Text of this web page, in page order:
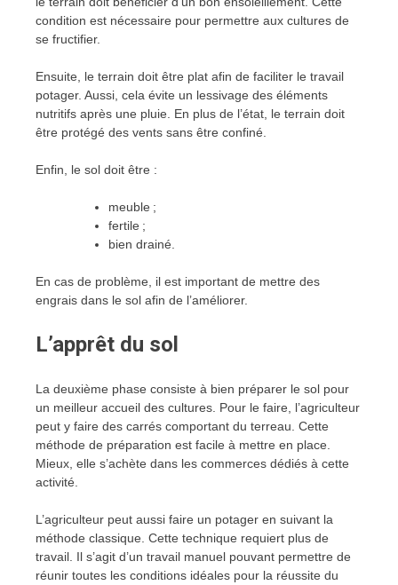
condition est nécessaire pour permettre aux cultures de
se fructifier.
Ensuite, le terrain doit être plat afin de faciliter le travail
potager. Aussi, cela évite un lessivage des éléments
nutritifs après une pluie. En plus de l’état, le terrain doit
être protégé des vents sans être confiné.
Enfin, le sol doit être :
meuble ;
fertile ;
bien drainé.
En cas de problème, il est important de mettre des
engrais dans le sol afin de l’améliorer.
L’apprêt du sol
La deuxième phase consiste à bien préparer le sol pour
un meilleur accueil des cultures. Pour le faire, l’agriculteur
peut y faire des carrés comportant du terreau. Cette
méthode de préparation est facile à mettre en place.
Mieux, elle s’achète dans les commerces dédiés à cette
activité.
L’agriculteur peut aussi faire un potager en suivant la
méthode classique. Cette technique requiert plus de
travail. Il s’agit d’un travail manuel pouvant permettre de
réunir toutes les conditions idéales pour la réussite du